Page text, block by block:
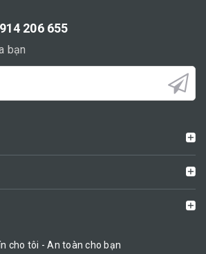
206 655
bạn
cho tôi - An toàn cho bạn